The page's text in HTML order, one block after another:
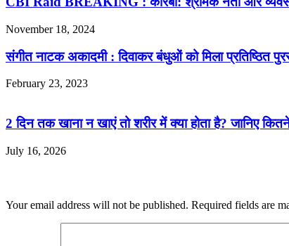
November 18, 2024
संगीत नाटक अकादमी : दिवाकर बंधुओं को मिला प्रतिष्ठित
February 23, 2023
2 दिन तक खाना न खाएं तो शरीर में क्या होता है? जानिए
July 16, 2026
Your email address will not be published. Required fields are